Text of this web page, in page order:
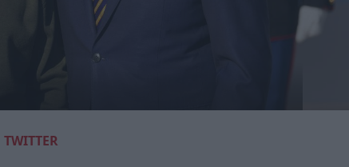
TWITTER